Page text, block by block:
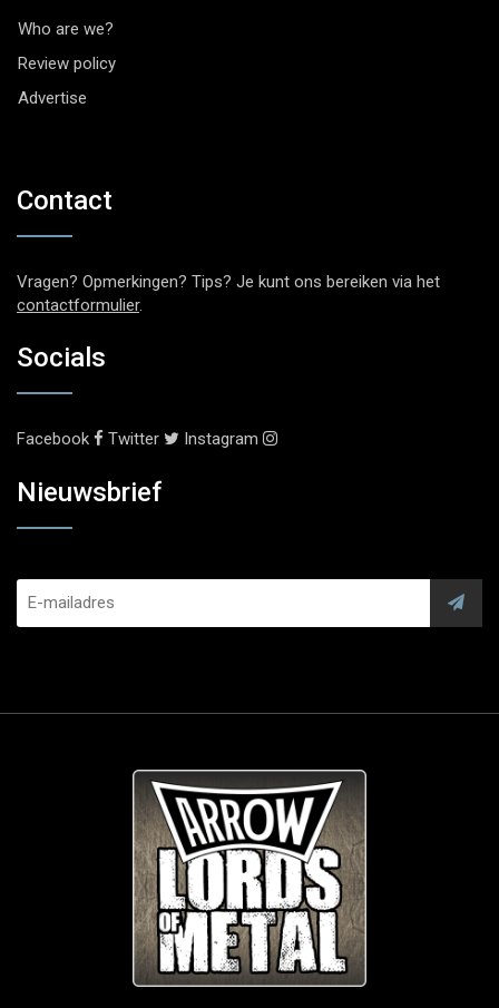
Who are we?
Review policy
Advertise
Contact
Vragen? Opmerkingen? Tips? Je kunt ons bereiken via het
contactformulier.
Socials
Facebook Twitter Instagram
Nieuwsbrief